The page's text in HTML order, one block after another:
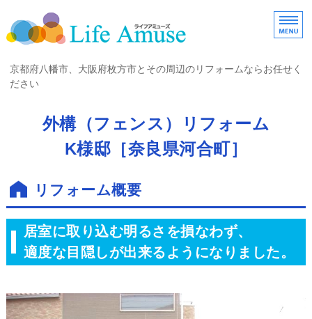
京都府八幡市・大阪府
京都府八幡市、大阪府枚方市とその周辺のリフォームならお任せく
ださい
ホーム
お客様の声
会社案内
お問い合わせ
外構（フェンス）リフォーム
K様邸［奈良県河合町］
リフォーム概要
居室に取り込む明るさを損なわず、
適度な目隠しが出来るようになりました。